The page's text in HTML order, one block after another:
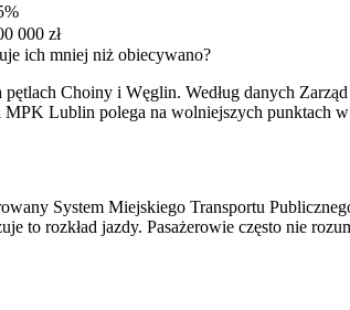
000 zł
ich mniej niż obiecywano?
Choiny i Węglin. Według danych
Lublin polega na wolniejszych punktach
System Miejskiego Transportu
to rozkład jazdy. Pasażerowie często nie